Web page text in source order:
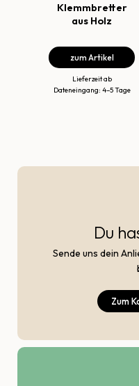
Klemmbretter
aus Holz
zum Artikel
Lieferzeit ab
Dateneingang: 4–5 Tage
Du
Sende uns dein
Zum